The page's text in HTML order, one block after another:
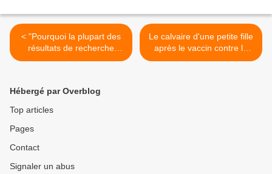
< "Pourquoi la plupart des
résultats de recherche
publiés sont faux"
Le calvaire d'une petite fille
après le vaccin contre la
grippe >
Hébergé par Overblog
Top articles
Pages
Contact
Signaler un abus